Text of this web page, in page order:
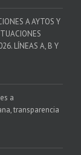
A AYTOS Y
LÍNEAS A, B Y
a
transparencia